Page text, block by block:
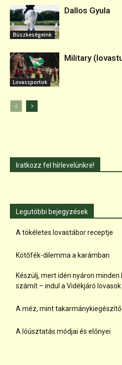
Büszkeségeink
Dallos Gyula
Lovassportok
Military
Iratkozz fel hírlevelünkre!
Legutóbbi bejegyzések
A tökéletes lovastábor receptje
Kötőfék-dilemma a karámban
Készülj, mert idén nyáron
számít – indul a Vidékjáró
A méz, mint takarmánykiegészítő
A lóúsztatás módjai és előnyei